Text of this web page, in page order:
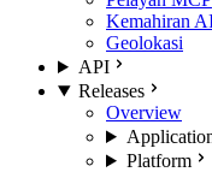
Kemahiran
Geolokasi
API
Releases
Overview
Platform